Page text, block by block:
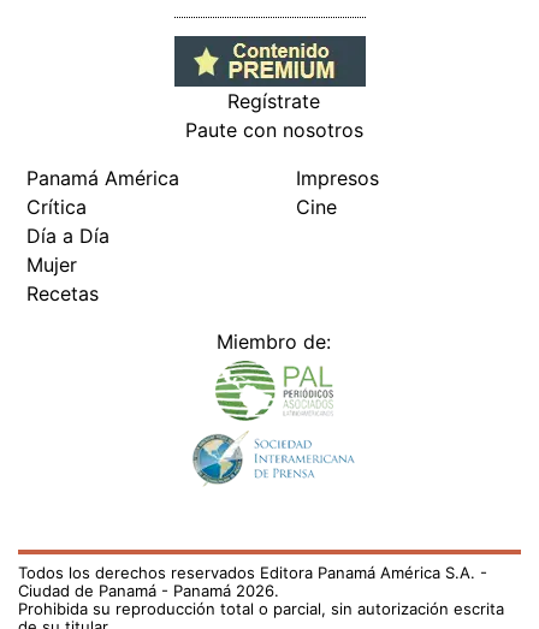
Regístrate
Paute con nosotros
Panamá América
Crítica
Día a Día
Mujer
Recetas
Impresos
Cine
Miembro de:
Todos los derechos reservados Editora Panamá América S.A. -
Ciudad de Panamá - Panamá 2026.
Prohibida su reproducción total o parcial, sin autorización escrita